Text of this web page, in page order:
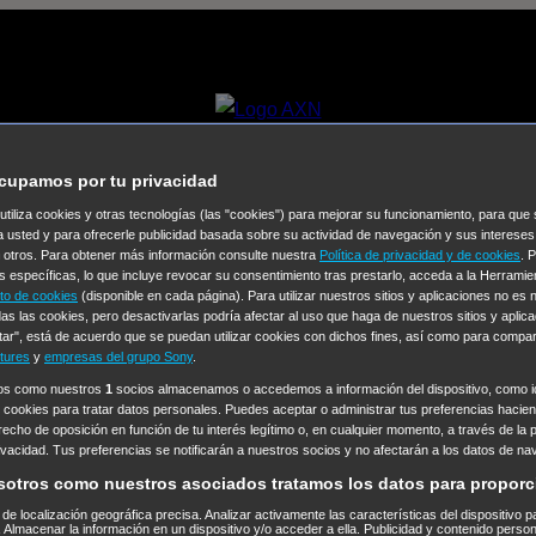
con la máxima calidad y variedad de géneros. Un canal de
LEGAL
por tu privacidad
cookies y otras tecnologías (las "cookies") para mejorar su funcionamiento, para que
usted y para ofrecerle publicidad basada sobre su actividad de navegación y sus
otros. Para obtener más información consulte nuestra Política de privacidad y de cookies .
específicas, lo que incluye revocar su consentimiento tras prestarlo, acceda a la
de cookies (disponible en cada página). Para utilizar nuestros sitios y aplicaciones no es
las cookies, pero desactivarlas podría afectar al uso que haga de nuestros sitios y
está de acuerdo que se puedan utilizar cookies con dichos fines, así como para
y empresas del grupo Sony.
como nuestros 1 socios almacenamos o accedemos a información del dispositivo, como
para tratar datos personales. Puedes aceptar o administrar tus preferencias
de oposición en función de tu interés legítimo o, en cualquier momento, a través de la
Tus preferencias se notificarán a nuestros socios y no afectarán a los datos de
como nuestros asociados tratamos los datos para
localización geográfica precisa. Analizar activamente las características del dispositivo
Almacenar la información en un dispositivo y/o acceder a ella. Publicidad y contenido